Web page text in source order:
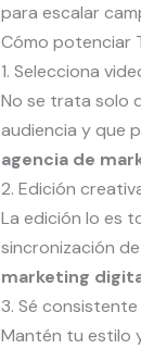
para escalar
Cómo potenciar
1. Selecciona
No se trata solo
audiencia y que
agencia de
2. Edición
La edición lo es
sincronización
marketing
3. Sé
Mantén tu estilo